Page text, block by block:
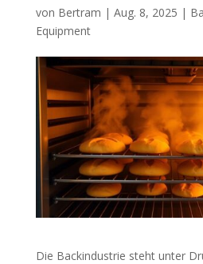
von Bertram | Aug. 8, 2025 |
Equipment
Die Backindustrie steht unter